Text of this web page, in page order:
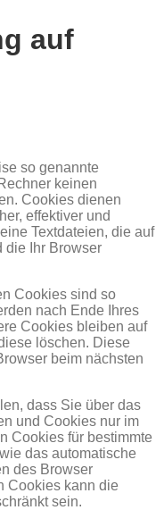
auf
so genannte
keinen
Cookies dienen
effektiver und
Textdateien, die auf
die Ihr Browser
Cookies sind so
nach Ende Ihres
Cookies bleiben auf
löschen. Diese
beim nächsten
dass Sie über das
und Cookies nur im
Cookies für bestimmte
das automatische
des Browser
Cookies kann die
sein.